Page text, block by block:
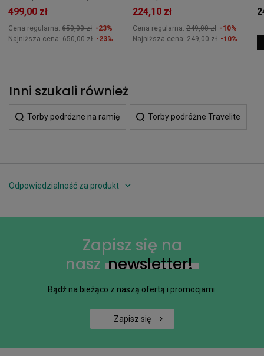
499,00 zł
Cena regularna: 650,00 zł -23%
Najniższa cena: 650,00 zł -23%
224,10 zł
Cena regularna: 249,00 zł -10%
Najniższa cena: 249,00 zł -10%
Inni szukali również
Torby podróżne na ramię Torby podróżne Travelite
Odpowiedzialność za produkt
Zapisz się na
nasz newsletter!
Bądź na bieżąco z naszą ofertą i promocjami.
Zapisz się